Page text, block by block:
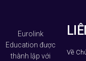
Eurolink
Education được
thành lập với
Về